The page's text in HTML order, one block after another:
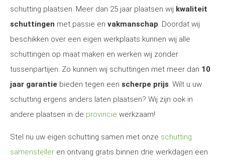
schutting plaatsen. Meer dan 25 jaar plaatsen wij kwaliteit
schuttingen met passie en vakmanschap. Doordat wij
beschikken over een eigen werkplaats kunnen wij alle
schuttingen op maat maken en werken wij zonder
tussenpartijen. Zo kunnen wij schuttingen met meer dan 10
jaar garantie bieden tegen een scherpe prijs. Wilt u uw
schutting ergens anders laten plaatsen? Wij zijn ook in
andere plaatsen in de provincie werkzaam!
Stel nu uw eigen schutting samen met onze schutting
samensteller en ontvang gratis binnen drie werkdagen een